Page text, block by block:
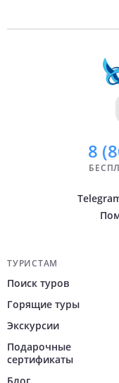
14
8
Навигация
ТУРИСТАМ
Поиск туров
Горящие туры
Экскурсии
Подарочные
сертификаты
Блог